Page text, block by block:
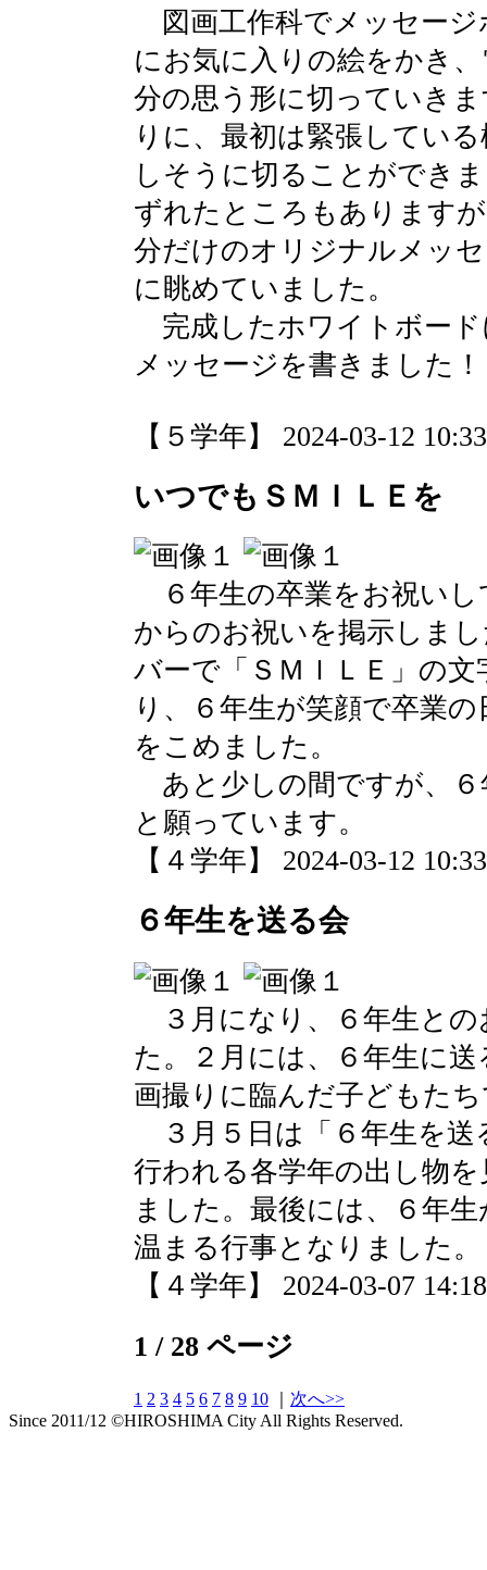
図画工作科でメッセー
にお気に入りの絵をかき
分の思う形に切っていき
りに、最初は緊張してい
しそうに切ることができ
ずれたところもあります
分だけのオリジナルメッ
に眺めていました。
完成したホワイトボード
メッセージを書きました！
【５学年】 2024-03-12
いつでもＳＭＩＬＥを
６年生の卒業をお祝いし
からのお祝いを掲示しま
バーで「ＳＭＩＬＥ」の
り、６年生が笑顔で卒業
をこめました。
あと少しの間ですが、
と願っています。
【４学年】 2024-03-12
６年生を送る会
３月になり、６年生と
た。２月には、６年生に
画撮りに臨んだ子どもた
３月５日は「６年生を送
行われる各学年の出し物
ました。最後には、６年
温まる行事となりました。
【４学年】 2024-03-07
1 / 28 ページ
1 2 3 4 5 6 7 8 9 10
次へ>>
Since 2011/12 ©HIROSHIMA City All Rights Reserved.